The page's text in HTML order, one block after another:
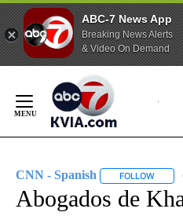
ABC-7 News App
Breaking News Alerts
& Video On Demand
Content
CNN - Spanish FOLLOW
Abogados de